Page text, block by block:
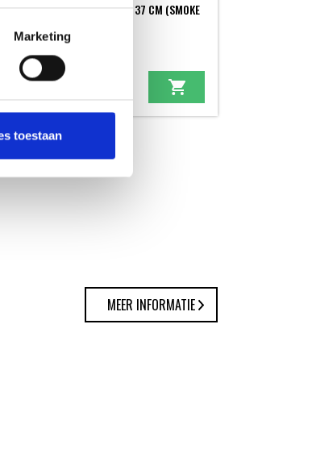
Marketing
toestaan
SMOKEY JOE PREMIUM Ø 37 CM (SMOKE
SMOKEY JOE
MEER INFORMATIE